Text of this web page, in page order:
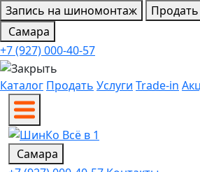
Запись на шиномонтаж
Продать
Самара
+7 (927) 000-40-57
Каталог Продать Услуги Trade-in
Самара